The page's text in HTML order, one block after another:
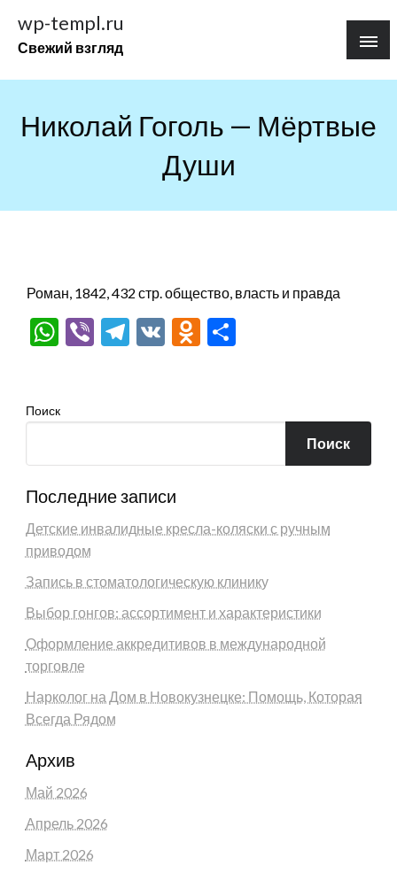
содержимому
wp-templ.ru
Свежий взгляд
Николай Гоголь — Мёртвые
Души
Роман, 1842, 432 стр. общество, власть и правда
WhatsApp
ViberTelegram
VK Odnoklassniki
Поиск
Поиск
Последние записи
Детские инвалидные кресла-коляски с ручным
приводом
Запись в стоматологическую клинику
Выбор гонгов: ассортимент и характеристики
Оформление аккредитивов в международной
торговле
Нарколог на Дом в Новокузнецке: Помощь, Которая
Всегда Рядом
Архив
Май 2026
Апрель 2026
Март 2026